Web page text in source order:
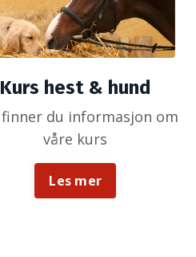
Kurs hest & hund
finner du informasjon om
våre kurs
Les mer